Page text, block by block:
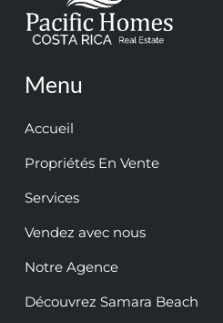
Menu
Accueil
Propriétés En Vente
Services
Vendez avec nous
Notre Agence
Découvrez Samara Beach